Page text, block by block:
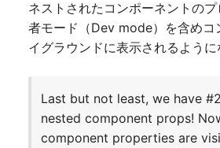
ネストされたコンポーネントの
者モード（Dev mode）を含めコ
イグラウンドに表示されるように
Last but not least, we have
nested component props!
component properties are